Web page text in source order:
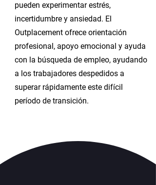
pueden experimentar estrés,
incertidumbre y ansiedad. El
Outplacement ofrece orientación
profesional, apoyo emocional y ayuda
con la búsqueda de empleo, ayudando
a los trabajadores despedidos a
superar rápidamente este difícil
período de transición.